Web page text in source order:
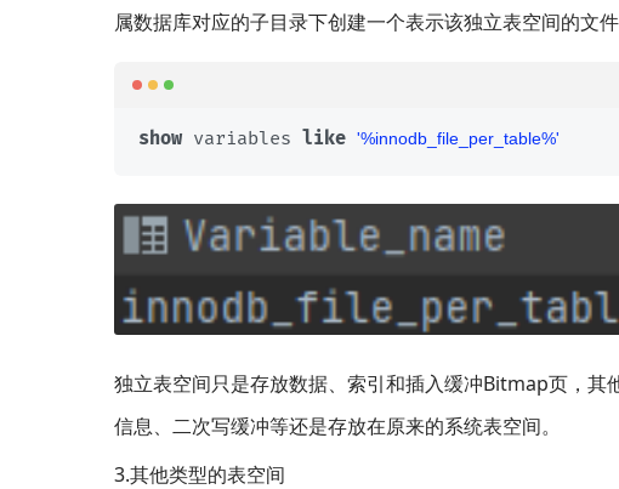
属数据库对应的子目录下创建一个表示该独立表空间的文
show variables like '%innodb_file_per_table%'
独立表空间只是存放数据、索引和插入缓冲Bitmap页，
信息、二次写缓冲等还是存放在原来的系统表空间。
3.其他类型的表空间